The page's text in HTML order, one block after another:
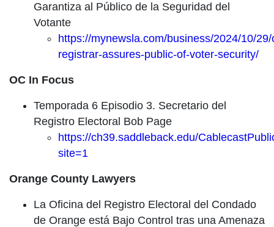
Garantiza al Público de la Seguridad del
Votante
https://mynewsla.com/business/2024/10/29/
registrar-assures-public-of-voter-security/
OC In Focus
Temporada 6 Episodio 3. Secretario del
Registro Electoral Bob Page
https://ch39.saddleback.edu/
site=1
Orange County Lawyers
La Oficina del Registro Electoral del Condado
de Orange está Bajo Control tras una Amenaza